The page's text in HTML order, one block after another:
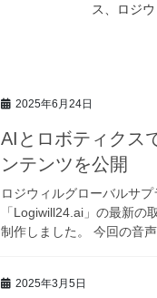
ス、ロジ
2025年6月24日
AIとロボティクス
ンテンツを公開
ロジウィルグローバルサ
「Logiwill24.ai」の最新
制作しました。 今回の音
2025年3月5日